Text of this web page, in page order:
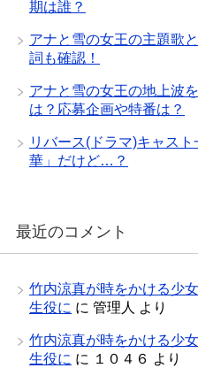
期は誰？
アナと雪の女王の主題歌
詞も確認！
アナと雪の女王の地上波
は？応募企画や特番は？
リバース(ドラマ)キャス
華」だけど…？
最近のコメント
竹内涼真が時をかける少
生役に に 管理人 より
竹内涼真が時をかける少
生役に に １０４６ より